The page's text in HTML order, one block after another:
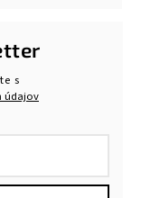
s
údajov